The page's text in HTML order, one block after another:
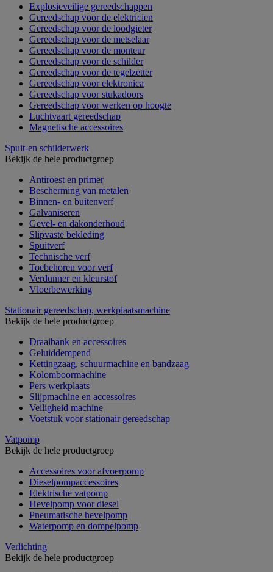
Explosieveilige gereedschappen
Gereedschap voor de elektricien
Gereedschap voor de loodgieter
Gereedschap voor de metselaar
Gereedschap voor de monteur
Gereedschap voor de schilder
Gereedschap voor de tegelzetter
Gereedschap voor elektronica
Gereedschap voor stukadoors
Gereedschap voor werken op hoogte
Luchtvaart gereedschap
Magnetische accessoires
Spuit-en schilderwerk
Bekijk de hele productgroep
Antiroest en primer
Bescherming van metalen
Binnen- en buitenverf
Galvaniseren
Gevel- en dakonderhoud
Slipvaste bekleding
Spuitverf
Technische verf
Toebehoren voor verf
Verdunner en kleurstof
Vloerbewerking
Stationair gereedschap, werkplaatsmachine
Bekijk de hele productgroep
Draaibank en accessoires
Geluiddempend
Kettingzaag, schuurmachine en bandzaag
Kolomboormachine
Pers werkplaats
Slijpmachine en accessoires
Veiligheid machine
Voetstuk voor stationair gereedschap
Vatpomp
Bekijk de hele productgroep
Accessoires voor afvoerpomp
Dieselpompaccessoires
Elektrische vatpomp
Hevelpomp voor diesel
Pneumatische hevelpomp
Waterpomp en dompelpomp
Verlichting
Bekijk de hele productgroep